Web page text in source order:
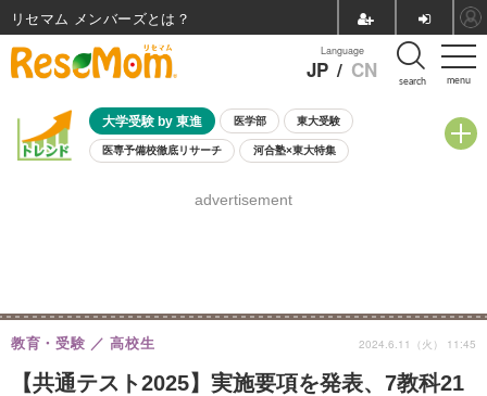
menu
Language
JP / CN search
大学受験 by 東進 医学部 東大受験
医専予備校徹底リサーチ 河合塾×東大特集
8月開催学校説明会・相談会
advertisement
【共通テスト2025】実施要項を発表、7教科21
教育・受験 高校生 2024.6.11（火） 11:45
リセマム メンバーズ